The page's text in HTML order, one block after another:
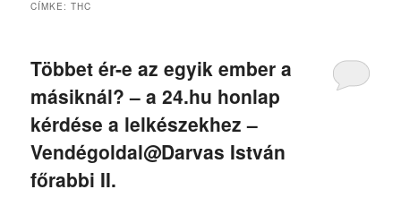
CÍMKE:THC
Többet ér-e az egyik ember a
másiknál? – a 24.hu honlap
kérdése a lelkészekhez –
Vendégoldal@Darvas István
főrabbi II.